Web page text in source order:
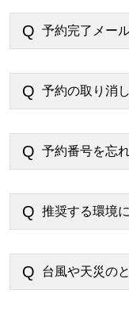
予約完了メー
予約の取り消
予約番号を忘
推奨する環境
台風や天災の